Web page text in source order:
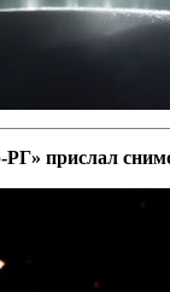
прислал